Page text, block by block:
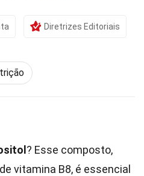
Diretrizes Editoriais
? Esse composto,
vitamina B8, é essencial